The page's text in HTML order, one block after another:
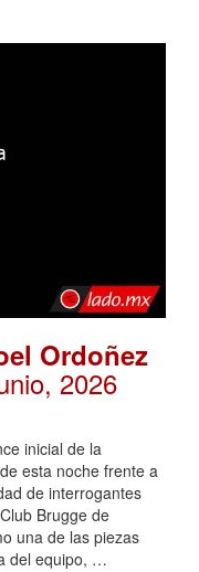
Ordoñez
2026
inicial de la
esta noche frente a
de interrogantes
Brugge de
una de las piezas
del equipo, …